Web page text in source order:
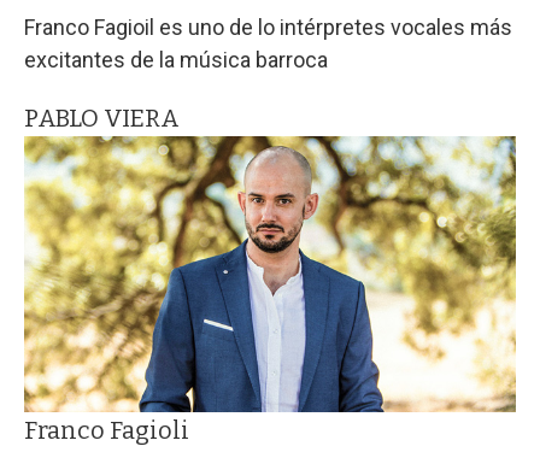
Franco Fagioil es uno de lo intérpretes vocales más
excitantes de la música barroca
PABLO VIERA
Franco Fagioli